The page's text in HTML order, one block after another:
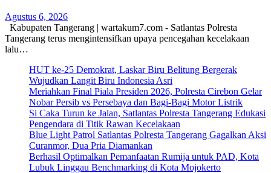
Agustus 6, 2026
Kabupaten Tangerang | wartakum7.com - Satlantas Polresta
Tangerang terus mengintensifkan upaya pencegahan kecelakaan
lalu…
HUT ke-25 Demokrat, Laskar Biru Belitung Bergerak
Wujudkan Langit Biru Indonesia Asri
Meriahkan Final Piala Presiden 2026, Polresta Cirebon Gelar
Nobar Persib vs Persebaya dan Bagi-Bagi Motor Listrik
Si Caka Turun ke Jalan, Satlantas Polresta Tangerang Edukasi
Pengendara di Titik Rawan Kecelakaan
Blue Light Patrol Satlantas Polresta Tangerang Gagalkan Aksi
Curanmor, Dua Pria Diamankan
Berhasil Optimalkan Pemanfaatan Rumija untuk PAD, Kota
Lubuk Linggau Benchmarking di Kota Mojokerto